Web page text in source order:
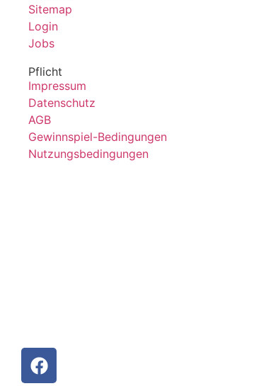
Sitemap
Login
Jobs
Pflicht
Impressum
Datenschutz
AGB
Gewinnspiel-Bedingungen
Nutzungsbedingungen